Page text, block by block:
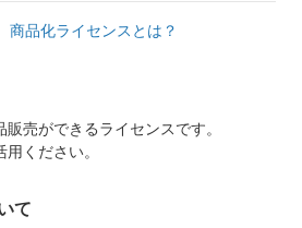
商品化ライセンスとは？
売ができるライセンスです。
ください。
て